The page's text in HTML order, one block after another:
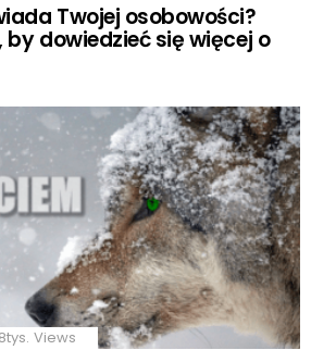
Twojej osobowości?
by dowiedzieć się więcej o
Views